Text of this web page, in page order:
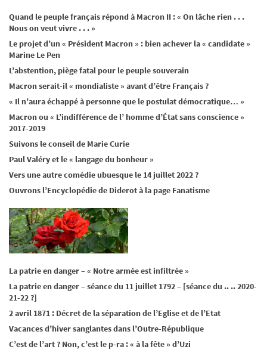
Quand le peuple français répond à Macron II : « On lâche rien . . .
Nous on veut vivre . . . »
Le projet d’un « Président Macron » : bien achever la « candidate »
Marine Le Pen
L’abstention, piège fatal pour le peuple souverain
Macron serait-il « mondialiste » avant d’être Français ?
« Il n’aura échappé à personne que le postulat démocratique… »
Macron ou « L’indifférence de l’ homme d’État sans conscience »
2017-2019
Suivons le conseil de Marie Curie
Paul Valéry et le « langage du bonheur »
Vers une autre comédie ubuesque le 14 juillet 2022 ?
Ouvrons l’Encyclopédie de Diderot à la page Fanatisme
La patrie en danger – « Notre armée est infiltrée »
La patrie en danger – séance du 11 juillet 1792 – [séance du .. .. 2020-
21-22 ?]
2 avril 1871 : Décret de la séparation de l’Eglise et de l’Etat
Vacances d’hiver sanglantes dans l’Outre-République
C’est de l’art ? Non, c’est le p-ra : « à la fête » d’Uzi